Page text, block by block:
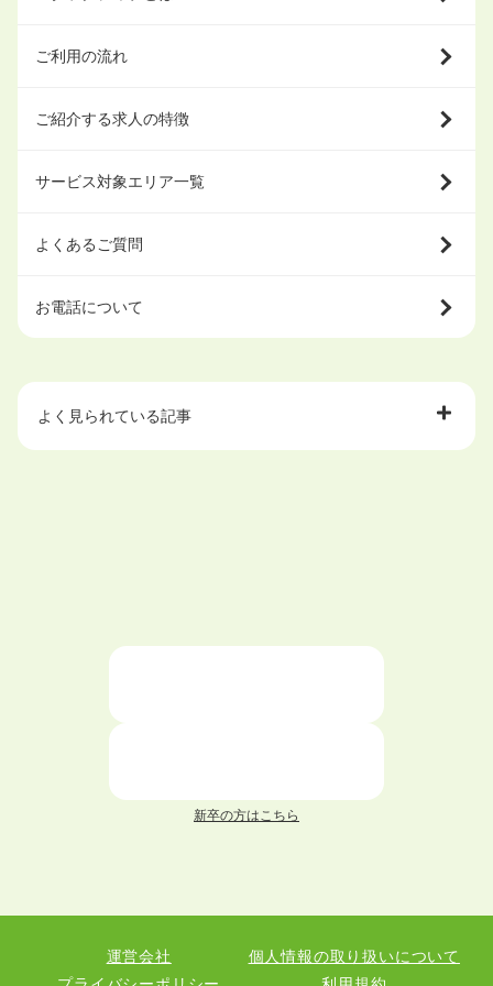
ご利用の流れ
ご紹介する求人の特徴
サービス対象エリア一覧
よくあるご質問
お電話について
よく見られている記事
仕事が続かない人の特徴と対処法を解説！
面接 記事一覧
職務経歴書 記事一覧
新卒の方はこちら
運営会社
個人情報の取り扱いについて